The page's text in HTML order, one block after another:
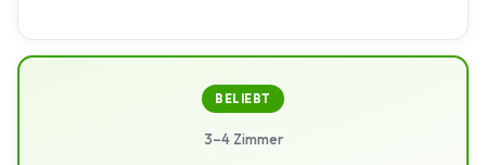
BELIEBT
3–4 Zimmer